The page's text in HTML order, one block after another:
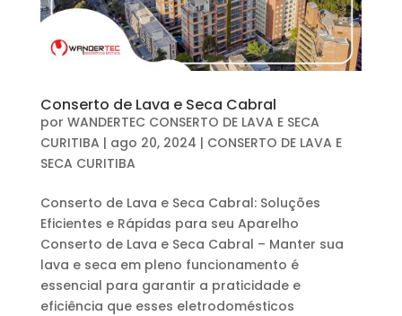
Conserto de Lava e Seca Cabral
por WANDERTEC CONSERTO DE LAVA E SECA
CURITIBA | ago 20, 2024 | CONSERTO DE LAVA E
SECA CURITIBA
Conserto de Lava e Seca Cabral: Soluções
Eficientes e Rápidas para seu Aparelho
Conserto de Lava e Seca Cabral – Manter sua
lava e seca em pleno funcionamento é
essencial para garantir a praticidade e
eficiência que esses eletrodomésticos